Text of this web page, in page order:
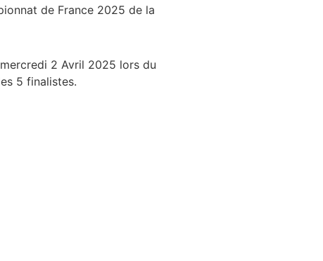
de France 2025 de la
2 Avril 2025 lors du
5 finalistes.